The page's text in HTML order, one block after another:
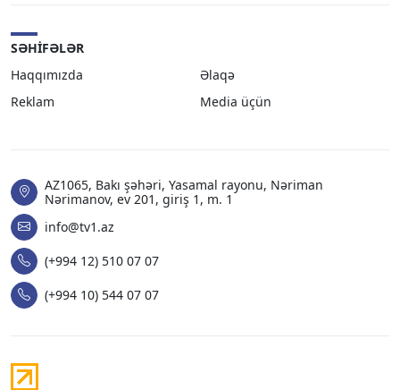
SƏHIFƏLƏR
Haqqımızda
Əlaqə
Reklam
Media üçün
AZ1065, Bakı şəhəri, Yasamal rayonu, Nəriman
Nərimanov, ev 201, giriş 1, m. 1
info@tv1.az
(+994 12) 510 07 07
(+994 10) 544 07 07